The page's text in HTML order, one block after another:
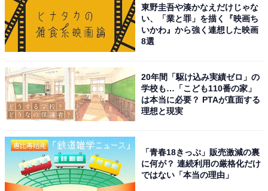
東野圭吾や湊かなえだけじゃな
い、「業と罪」を描く『映画ち
いかわ』から強く連想した映画
8選
20年間「駆け込み実績ゼロ」の
学校も…「こども110番の家」
は本当に必要？ PTAが直面する
理想と現実
「青春18きっぷ」販売激減の裏
に何が？ 連続利用の厳格化だけ
ではない「本当の理由」